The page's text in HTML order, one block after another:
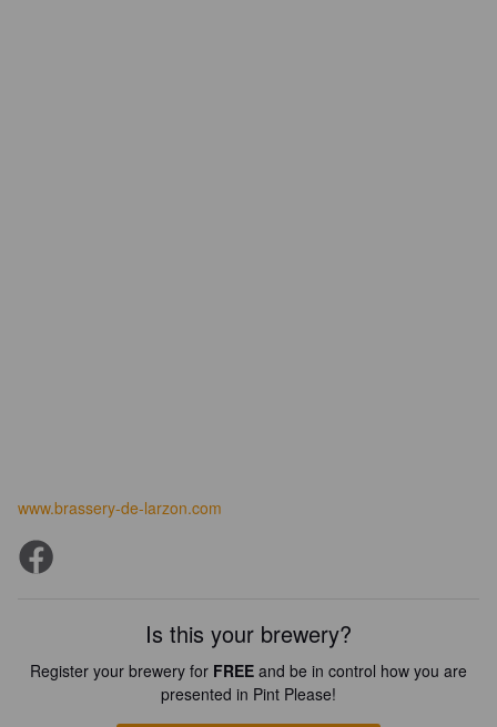
www.brassery-de-larzon.com
Is this your brewery?
Register your brewery for FREE and be in control how you are
presented in Pint Please!